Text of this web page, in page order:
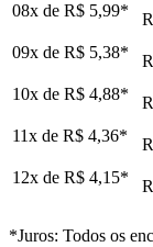
08x de R$ 5,99*
09x de R$ 5,38*
10x de R$ 4,88*
11x de R$ 4,36*
12x de R$ 4,15*
*Juros: Todos os